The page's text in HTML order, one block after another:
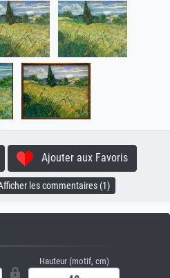
Ajouter aux Favoris
les commentaires (1)
Hauteur (motif, cm)